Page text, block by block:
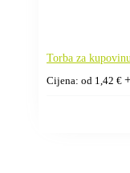
Torba za
Cijena: od 1,42 €